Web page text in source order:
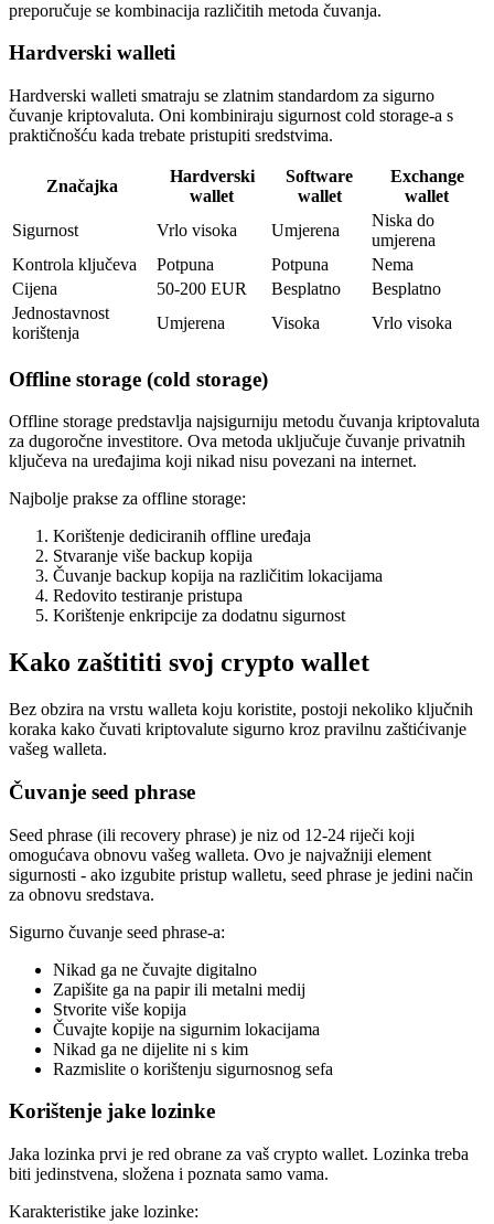
preporučuje se kombinacija različitih metoda čuvanja.
Hardverski walleti
Hardverski walleti smatraju se zlatnim standardom za sigurno
čuvanje kriptovaluta. Oni kombiniraju sigurnost cold storage-a s
praktičnošću kada trebate pristupiti sredstvima.
Značajka
Hardverski
wallet
Software
wallet
Exchange
wallet
Sigurnost
Vrlo visoka Umjerena
Niska do
umjerena
Kontrola ključeva
Potpuna Potpuna
Nema
Cijena
50-200 EUR Besplatno
Besplatno
Jednostavnost
korištenja
Umjerena Visoka Vrlo visoka
Offline storage (cold storage)
Offline storage predstavlja najsigurniju metodu čuvanja kriptovaluta
za dugoročne investitore. Ova metoda uključuje čuvanje privatnih
ključeva na uređajima koji nikad nisu povezani na internet.
Najbolje prakse za offline storage:
Korištenje dediciranih offline uređaja
Stvaranje više backup kopija
Čuvanje backup kopija na različitim lokacijama
Redovito testiranje pristupa
Korištenje enkripcije za dodatnu sigurnost
Kako zaštititi svoj crypto wallet
Bez obzira na vrstu walleta koju koristite, postoji nekoliko ključnih
koraka kako čuvati kriptovalute sigurno kroz pravilnu zaštićivanje
vašeg walleta.
Čuvanje seed phrase
Seed phrase (ili recovery phrase) je niz od 12-24 riječi koji
omogućava obnovu vašeg walleta. Ovo je najvažniji element
sigurnosti - ako izgubite pristup walletu, seed phrase je jedini način
za obnovu sredstava.
Sigurno čuvanje seed phrase-a:
Nikad ga ne čuvajte digitalno
Zapišite ga na papir ili metalni medij
Stvorite više kopija
Čuvajte kopije na sigurnim lokacijama
Nikad ga ne dijelite ni s kim
Razmislite o korištenju sigurnosnog sefa
Korištenje jake lozinke
Jaka lozinka prvi je red obrane za vaš crypto wallet. Lozinka treba
biti jedinstvena, složena i poznata samo vama.
Karakteristike jake lozinke: